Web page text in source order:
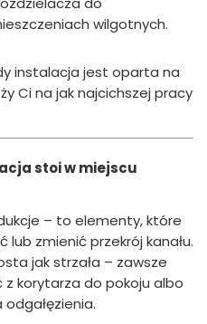
wilgotnych.
instalacja jest oparta na
Ci na jak najcichszej pracy
stoi w miejscu
– to elementy, które
lub zmienić przekrój kanału.
jak strzała – zawsze
korytarza do pokoju albo